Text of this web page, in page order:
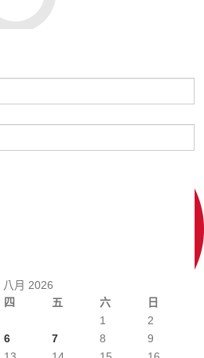
八月 2026
四 五 六 日
1
2
6 7 8
9